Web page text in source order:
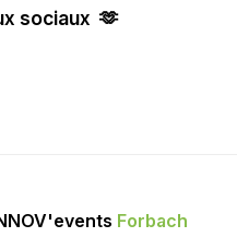
sociaux 🫶
Forbach